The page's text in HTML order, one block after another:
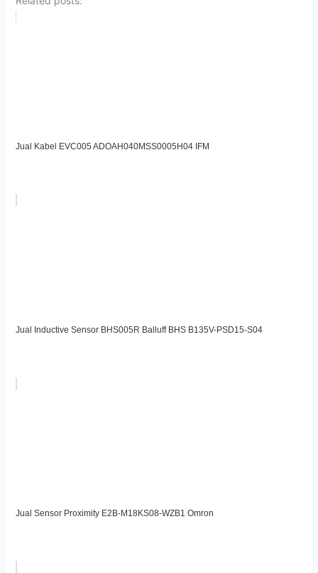
Jual Kabel EVC005 ADOAH040MSS0005H04 IFM
Jual Inductive Sensor BHS005R Balluff BHS B135V-PSD15-S04
Jual Sensor Proximity E2B-M18KS08-WZB1 Omron